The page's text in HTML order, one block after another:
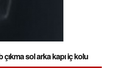
sol arka kapı iç kolu